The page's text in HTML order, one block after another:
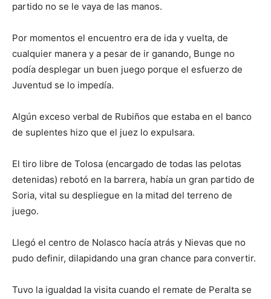
partido no se le vaya de las manos.
Por momentos el encuentro era de ida y vuelta, de
cualquier manera y a pesar de ir ganando, Bunge no
podía desplegar un buen juego porque el esfuerzo de
Juventud se lo impedía.
Algún exceso verbal de Rubiños que estaba en el banco
de suplentes hizo que el juez lo expulsara.
El tiro libre de Tolosa (encargado de todas las pelotas
detenidas) rebotó en la barrera, había un gran partido de
Soria, vital su despliegue en la mitad del terreno de
juego.
Llegó el centro de Nolasco hacía atrás y Nievas que no
pudo definir, dilapidando una gran chance para convertir.
Tuvo la igualdad la visita cuando el remate de Peralta se